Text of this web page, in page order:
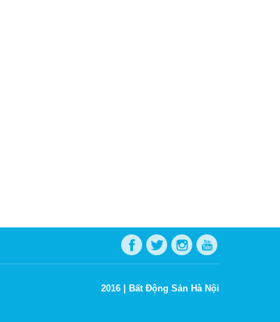
2016 | Bất Động Sản Hà Nội